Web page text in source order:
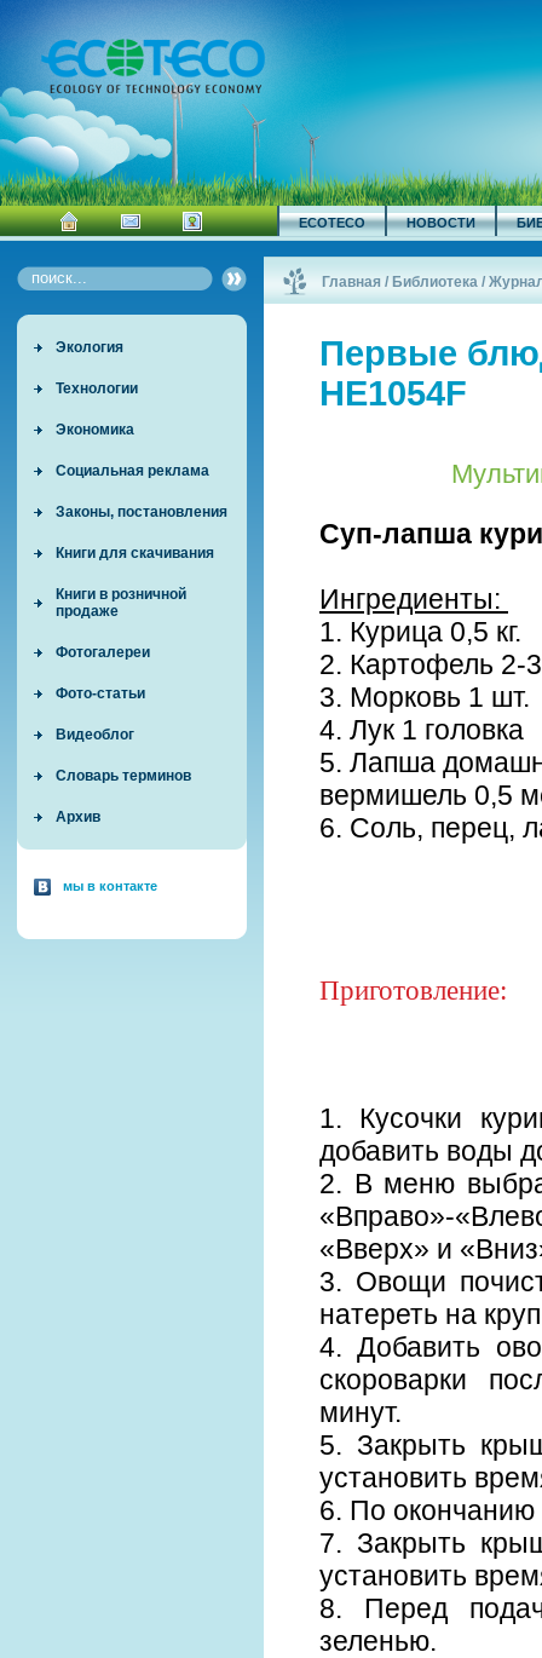
ECOTECO НОВОСТИ
Экология
Технологии
Экономика
Социальная реклама
Законы, постановления
Книги для скачивания
Книги в розничной
продаже
Фотогалереи
Фото-статьи
Видеоблог
Словарь терминов
Архив
мы в контакте
Главная / Библиотека /
Первые
HE1054F
Суп-лапша
Ингредиенты:
1. Курица 0,5 кг.
2. Картофель 2-
3. Морковь 1 шт.
4. Лук 1 головка
5. Лапша
вермишель 0,5
6. Соль, перец,
Приготовление:
1. Кусочки
добавить воды
2. В меню
«Вправо»-
«Вверх» и
3. Овощи
натереть на
4. Добавить
скороварки
минут.
5. Закрыть
установить
6. По окончанию
7. Закрыть
установить
8. Перед
зеленью.